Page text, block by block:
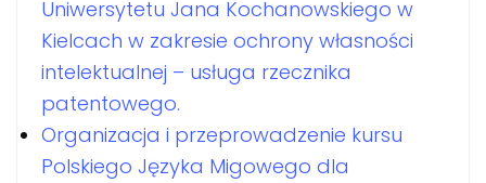
Uniwersytetu Jana Kochanowskiego w
Kielcach w zakresie ochrony własności
intelektualnej – usługa rzecznika
patentowego.
Organizacja i przeprowadzenie kursu
Polskiego Języka Migowego dla